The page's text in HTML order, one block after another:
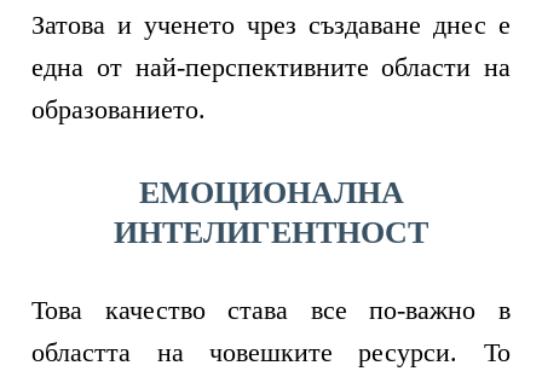
Затова и ученето чрез създаване днес е
една от най-перспективните области на
образованието.
ЕМОЦИОНАЛНА
ИНТЕЛИГЕНТНОСТ
Това качество става все по-важно в
областта на човешките ресурси. То